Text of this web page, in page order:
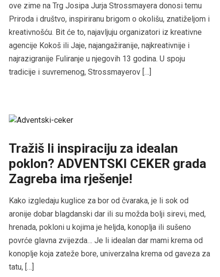
ove zime na Trg Josipa Jurja Strossmayera donosi temu
Priroda i društvo, inspiriranu brigom o okolišu, znatiželjom i
kreativnošću. Bit će to, najavljuju organizatori iz kreativne
agencije Kokoš ili Jaje, najangažiranije, najkreativnije i
najrazigranije Fuliranje u njegovih 13 godina. U spoju
tradicije i suvremenog, Strossmayerov […]
Tražiš li inspiraciju za idealan
poklon? ADVENTSKI CEKER grada
Zagreba ima rješenje!
Kako izgledaju kuglice za bor od čvaraka, je li sok od
aronije dobar blagdanski dar ili su možda bolji sirevi, med,
hrenada, pokloni u kojima je heljda, konoplja ili sušeno
povrće glavna zvijezda… Je li idealan dar mami krema od
konoplje koja zateže bore, univerzalna krema od gaveza za
tatu, […]